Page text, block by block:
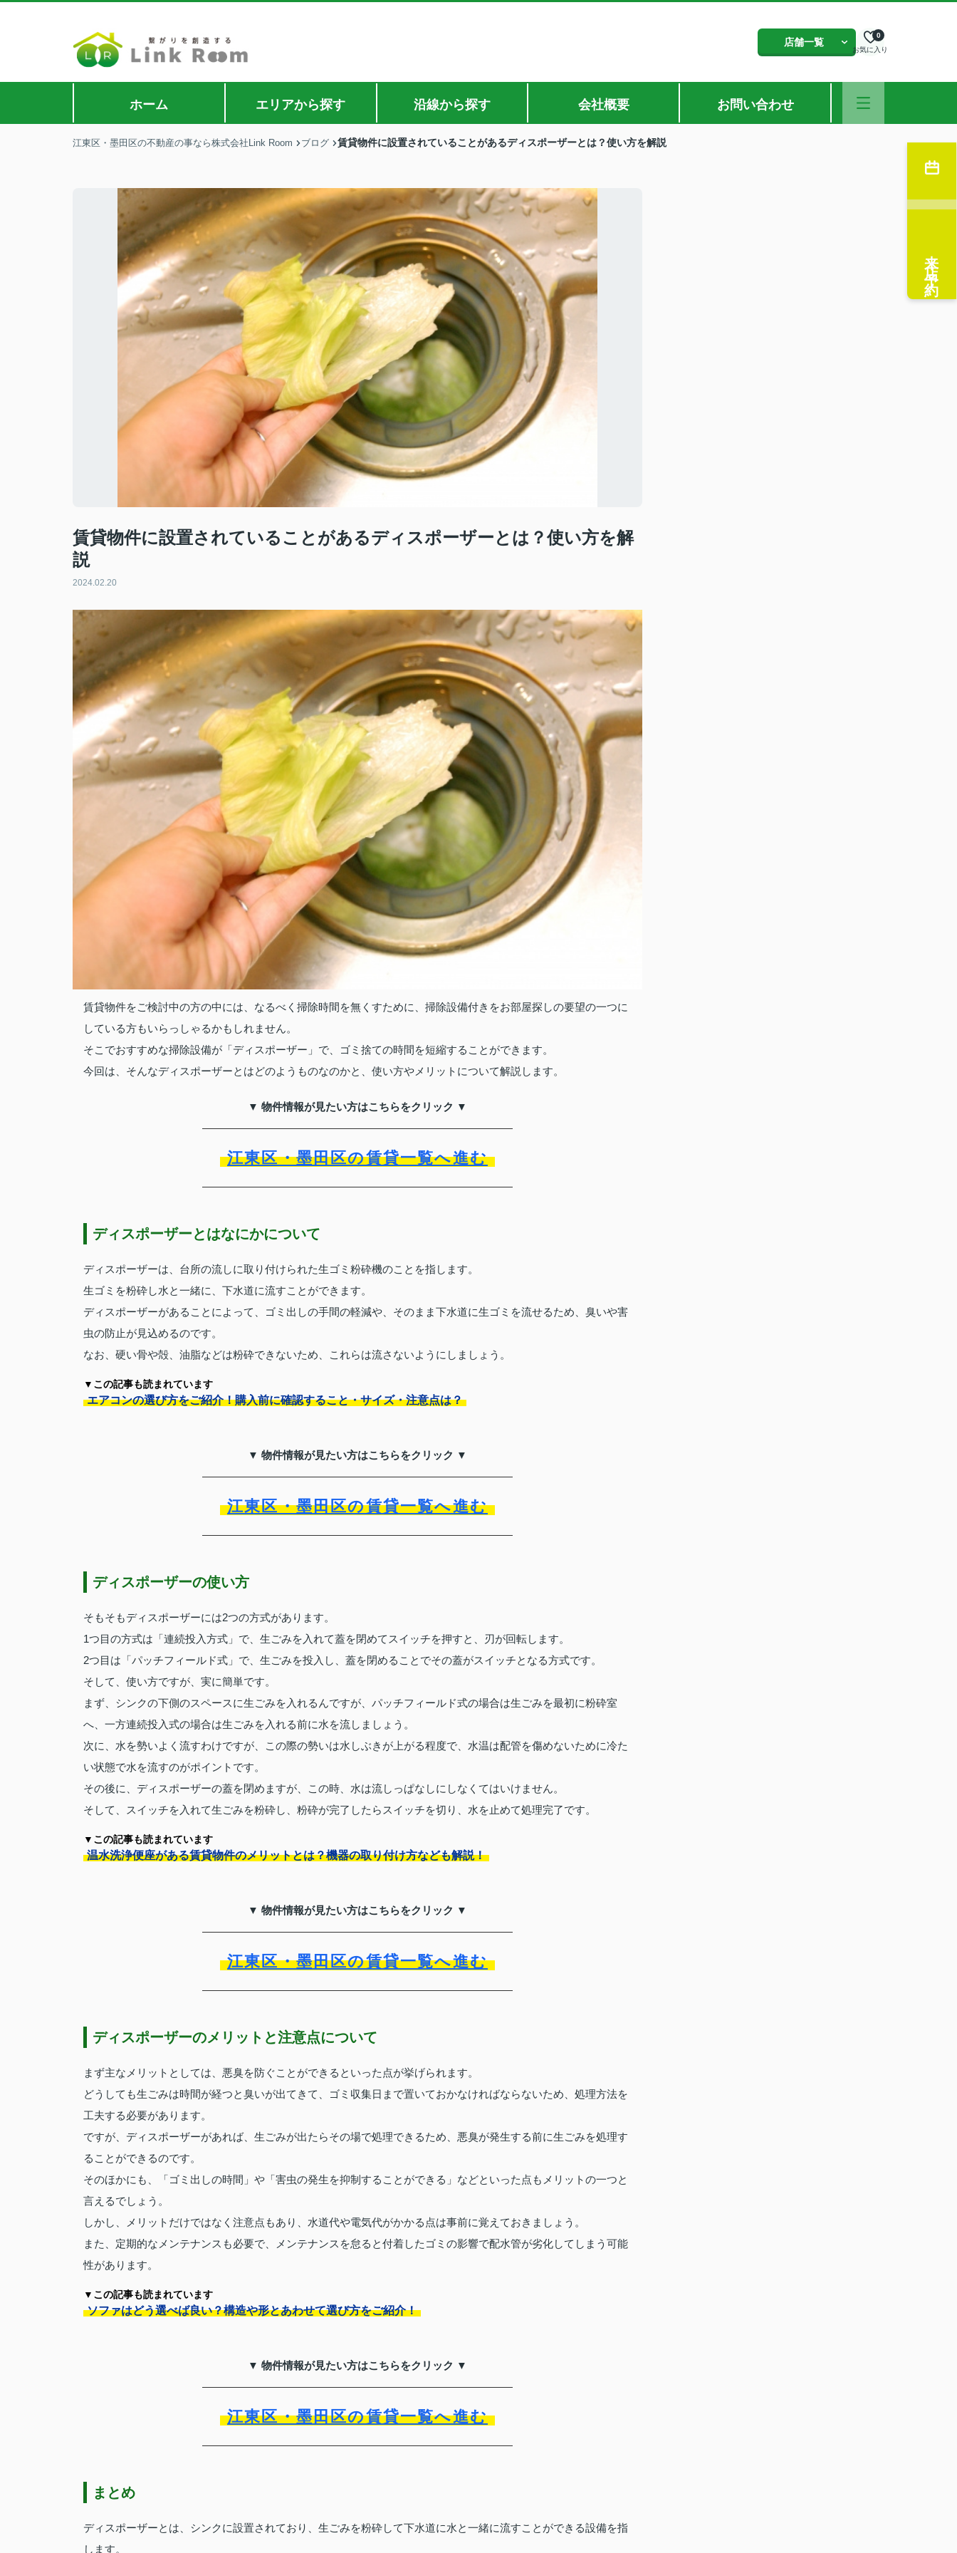
店舗一覧
お気に入り
0
ホーム エリアから探す 沿線から探す 会社概要 お問い合わせ
江東区・墨田区の不動産の事なら株式会社Link Room ブログ 賃貸物件に設置されていることがあるディスポーザーとは？使い方を解説
賃貸物件に設置されていることがあるディスポーザーとは？使い方を解
説
2024.02.20
賃貸物件をご検討中の方の中には、なるべく掃除時間を無くすために、掃除設備付きをお部屋探しの要望の一つに
している方もいらっしゃるかもしれません。
そこでおすすめな掃除設備が「ディスポーザー」で、ゴミ捨ての時間を短縮することができます。
今回は、そんなディスポーザーとはどのようものなのかと、使い方やメリットについて解説します。
▼ 物件情報が見たい方はこちらをクリック ▼
江東区・墨田区の賃貸一覧へ進む
ディスポーザーとはなにかについて
ディスポーザーは、台所の流しに取り付けられた生ゴミ粉砕機のことを指します。
生ゴミを粉砕し水と一緒に、下水道に流すことができます。
ディスポーザーがあることによって、ゴミ出しの手間の軽減や、そのまま下水道に生ゴミを流せるため、臭いや害
虫の防止が見込めるのです。
なお、硬い骨や殻、油脂などは粉砕できないため、これらは流さないようにしましょう。
▼この記事も読まれています
エアコンの選び方をご紹介！購入前に確認すること・サイズ・注意点は？
▼ 物件情報が見たい方はこちらをクリック ▼
江東区・墨田区の賃貸一覧へ進む
ディスポーザーの使い方
そもそもディスポーザーには2つの方式があります。
1つ目の方式は「連続投入方式」で、生ごみを入れて蓋を閉めてスイッチを押すと、刃が回転します。
2つ目は「パッチフィールド式」で、生ごみを投入し、蓋を閉めることでその蓋がスイッチとなる方式です。
そして、使い方ですが、実に簡単です。
まず、シンクの下側のスペースに生ごみを入れるんですが、パッチフィールド式の場合は生ごみを最初に粉砕室
へ、一方連続投入式の場合は生ごみを入れる前に水を流しましょう。
次に、水を勢いよく流すわけですが、この際の勢いは水しぶきが上がる程度で、水温は配管を傷めないために冷た
い状態で水を流すのがポイントです。
その後に、ディスポーザーの蓋を閉めますが、この時、水は流しっぱなしにしなくてはいけません。
そして、スイッチを入れて生ごみを粉砕し、粉砕が完了したらスイッチを切り、水を止めて処理完了です。
▼この記事も読まれています
温水洗浄便座がある賃貸物件のメリットとは？機器の取り付け方なども解説！
▼ 物件情報が見たい方はこちらをクリック ▼
江東区・墨田区の賃貸一覧へ進む
ディスポーザーのメリットと注意点について
まず主なメリットとしては、悪臭を防ぐことができるといった点が挙げられます。
どうしても生ごみは時間が経つと臭いが出てきて、ゴミ収集日まで置いておかなければならないため、処理方法を
工夫する必要があります。
ですが、ディスポーザーがあれば、生ごみが出たらその場で処理できるため、悪臭が発生する前に生ごみを処理す
ることができるのです。
そのほかにも、「ゴミ出しの時間」や「害虫の発生を抑制することができる」などといった点もメリットの一つと
言えるでしょう。
しかし、メリットだけではなく注意点もあり、水道代や電気代がかかる点は事前に覚えておきましょう。
また、定期的なメンテナンスも必要で、メンテナンスを怠ると付着したゴミの影響で配水管が劣化してしまう可能
性があります。
▼この記事も読まれています
ソファはどう選べば良い？構造や形とあわせて選び方をご紹介！
▼ 物件情報が見たい方はこちらをクリック ▼
江東区・墨田区の賃貸一覧へ進む
まとめ
ディスポーザーとは、シンクに設置されており、生ごみを粉砕して下水道に水と一緒に流すことができる設備を指
します。
来店予約